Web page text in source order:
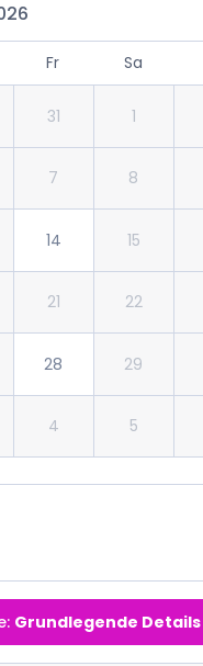
Fr Sa
31 1
7 8
14 15
21 22
28 29
4 5
Grundlegende Details